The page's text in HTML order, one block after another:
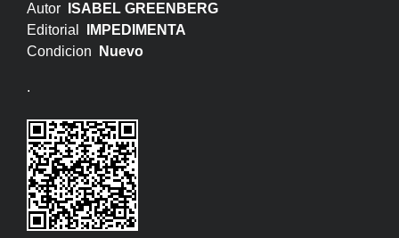
Autor
ISABEL GREENBERG
Editorial
IMPEDIMENTA
Condicion
Nuevo
.